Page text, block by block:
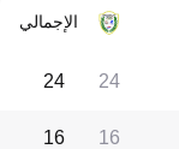
الإجمالي
24
24
16
16